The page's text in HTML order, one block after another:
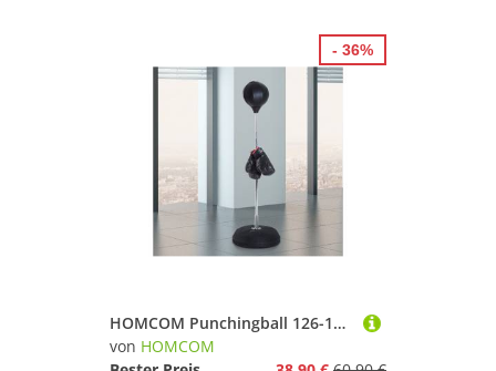
HOMCOM Punchingball 126-144cm mit Ständer Boxbirne Boxhandschuhen Pumpe Speedball (Boxständer, 1-tlg., Boxsack), höhenverstellbar, Schwarz
von HOMCOM
- 36%